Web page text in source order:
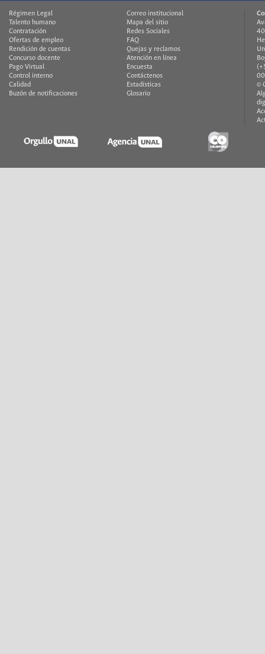
Régimen Legal
Talento humano
Contratación
Ofertas de empleo
Rendición de cuentas
Concurso docente
Pago Virtual
Control interno
Calidad
Buzón de notificaciones
Correo institucional
Mapa del sitio
Redes Sociales
FAQ
Quejas y reclamos
Atención en línea
Encuesta
Contáctenos
Estadísticas
Glosario
©